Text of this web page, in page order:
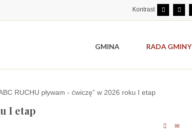
Kontrast
GMINA RADA GMINY
RUCHU pływam - ćwiczę” w 2026 roku I etap
I etap